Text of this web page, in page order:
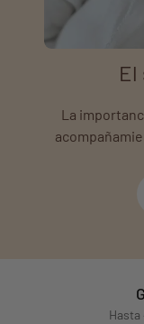
El
La